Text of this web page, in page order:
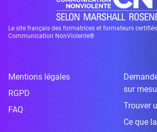
Le site français des formatrices et formateurs
Communication NonViolente®
Mentions légales
RGPD
FAQ
sur
Trouver
Ce que